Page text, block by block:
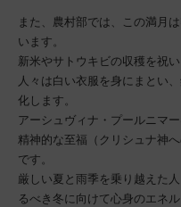
また、農村部では、この満月
います。
新米やサトウキビの収穫を祝
人々は白い衣服を身にまとい
化します。
アーシュヴィナ・プールニマ
精神的な至福（クリシュナ神
です。
厳しい夏と雨季を乗り越えた
るべき冬に向けて心身のエネ